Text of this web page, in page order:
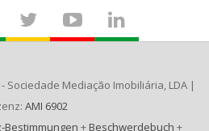
- Sociedade Mediação Imobiliária, LDA |
AMI 6902
Bestimmungen + Beschwerdebuch +